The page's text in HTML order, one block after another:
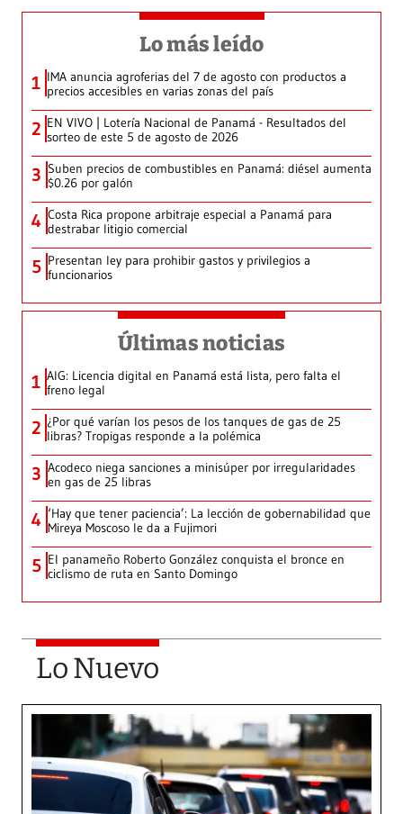
Lo más leído
1 IMA anuncia agroferias del 7 de agosto con productos a
precios accesibles en varias zonas del país
2 EN VIVO | Lotería Nacional de Panamá - Resultados del
sorteo de este 5 de agosto de 2026
3 Suben precios de combustibles en Panamá: diésel aumenta
$0.26 por galón
4 Costa Rica propone arbitraje especial a Panamá para
destrabar litigio comercial
5 Presentan ley para prohibir gastos y privilegios a
funcionarios
Últimas noticias
1 AIG: Licencia digital en Panamá está lista, pero falta el
freno legal
2 ¿Por qué varían los pesos de los tanques de gas de 25
libras? Tropigas responde a la polémica
3 Acodeco niega sanciones a minisúper por irregularidades
en gas de 25 libras
4 ‘Hay que tener paciencia’: La lección de gobernabilidad que
Mireya Moscoso le da a Fujimori
5 El panameño Roberto González conquista el bronce en
ciclismo de ruta en Santo Domingo
Lo Nuevo